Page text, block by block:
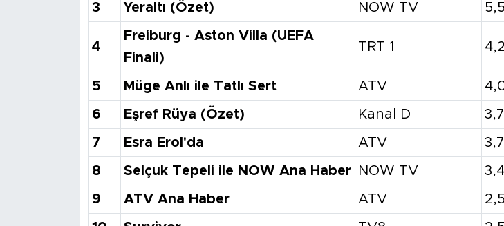
3 Yeraltı (Özet) NOW TV
4
Freiburg - Aston Villa (UEFA
Finali)
TRT 1
5 Müge Anlı ile Tatlı Sert ATV
6 Eşref Rüya (Özet) Kanal D
7 Esra Erol'da ATV
8 Selçuk Tepeli ile NOW Ana Haber NOW TV
9 ATV Ana Haber ATV